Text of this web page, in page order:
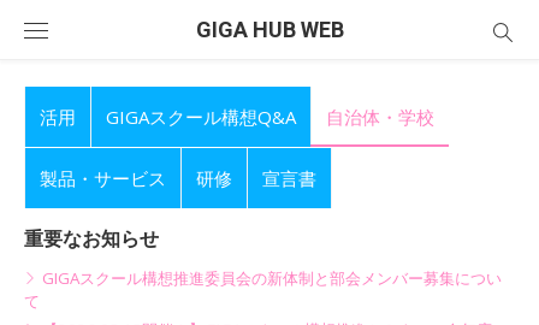
GIGA HUB WEB
活用 GIGAスクール構想Q&A 自治体・学校
製品・サービス 研修 宣言書
重要なお知らせ
GIGAスクール構想推進委員会の新体制と部会メンバー募集につい
て